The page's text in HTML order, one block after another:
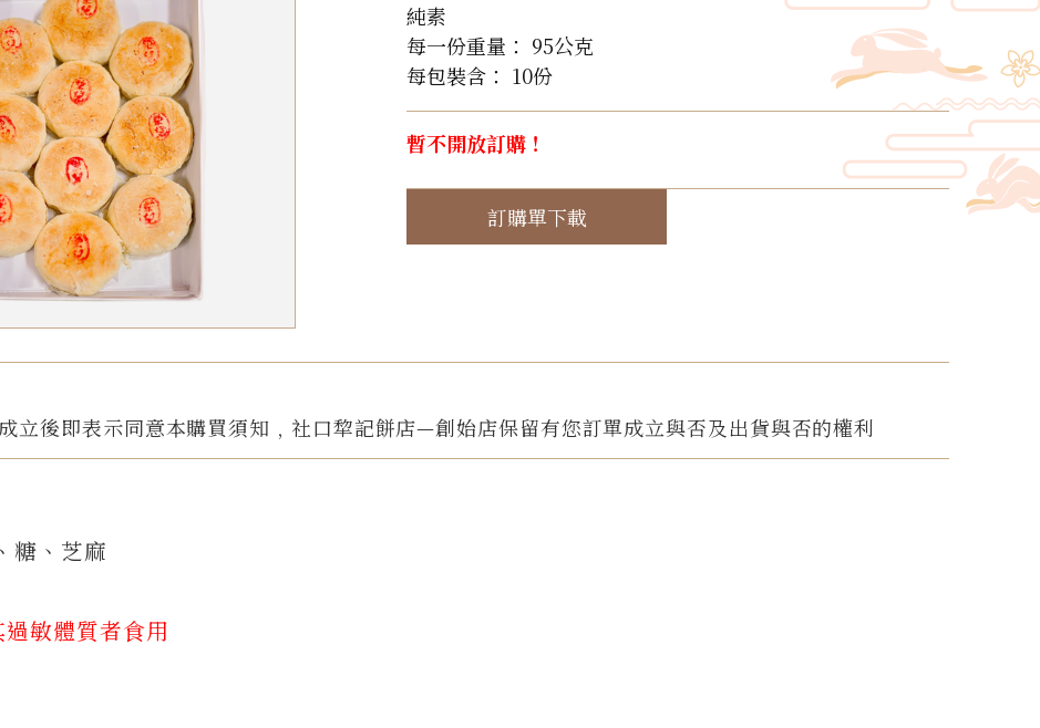
純素
每一份重量： 95公克
每包裝含： 10份
暫不開放訂購！
訂購單下載
成立後即表示同意本購買須知﹐社口犂記餅店—創始店保留有您訂單成立與否及出貨與否的權利
糖、芝麻
敏體質者食用